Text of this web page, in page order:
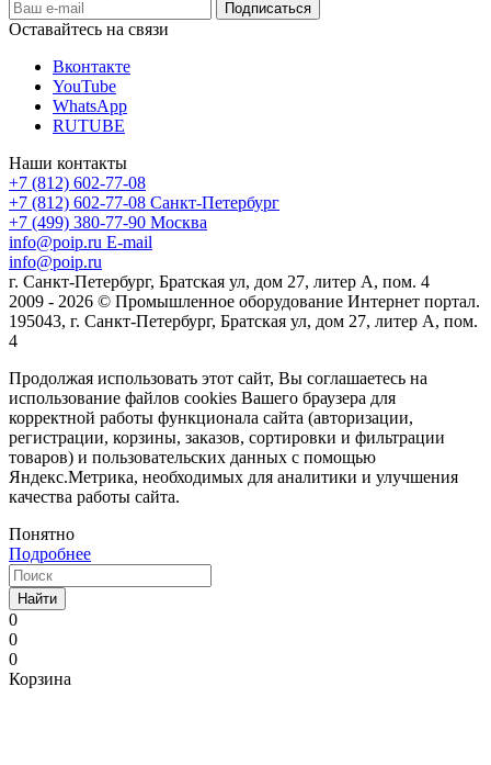
Оставайтесь на связи
Вконтакте
YouTube
WhatsApp
RUTUBE
Наши контакты
+7 (812) 602-77-08
+7 (812) 602-77-08 Санкт-Петербург
+7 (499) 380-77-90 Москва
info@poip.ru E-mail
info@poip.ru
г. Санкт-Петербург, Братская ул, дом 27, литер А, пом. 4
2009 - 2026 © Промышленное оборудование Интернет портал.
195043, г. Санкт-Петербург, Братская ул, дом 27, литер А, пом.
4
Продолжая использовать этот сайт, Вы соглашаетесь на
использование файлов cookies Вашего браузера для
корректной работы функционала сайта (авторизации,
регистрации, корзины, заказов, сортировки и фильтрации
товаров) и пользовательских данных с помощью
Яндекс.Метрика, необходимых для аналитики и улучшения
качества работы сайта.
Понятно
Подробнее
Найти
0
0
0
Корзина